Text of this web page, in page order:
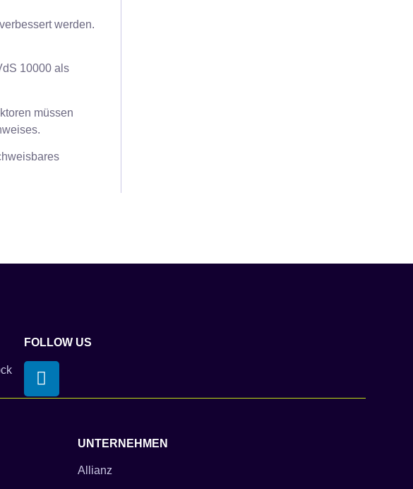
werden.
10000 als
müssen
FOLLOW US
UNTERNEHMEN
Allianz